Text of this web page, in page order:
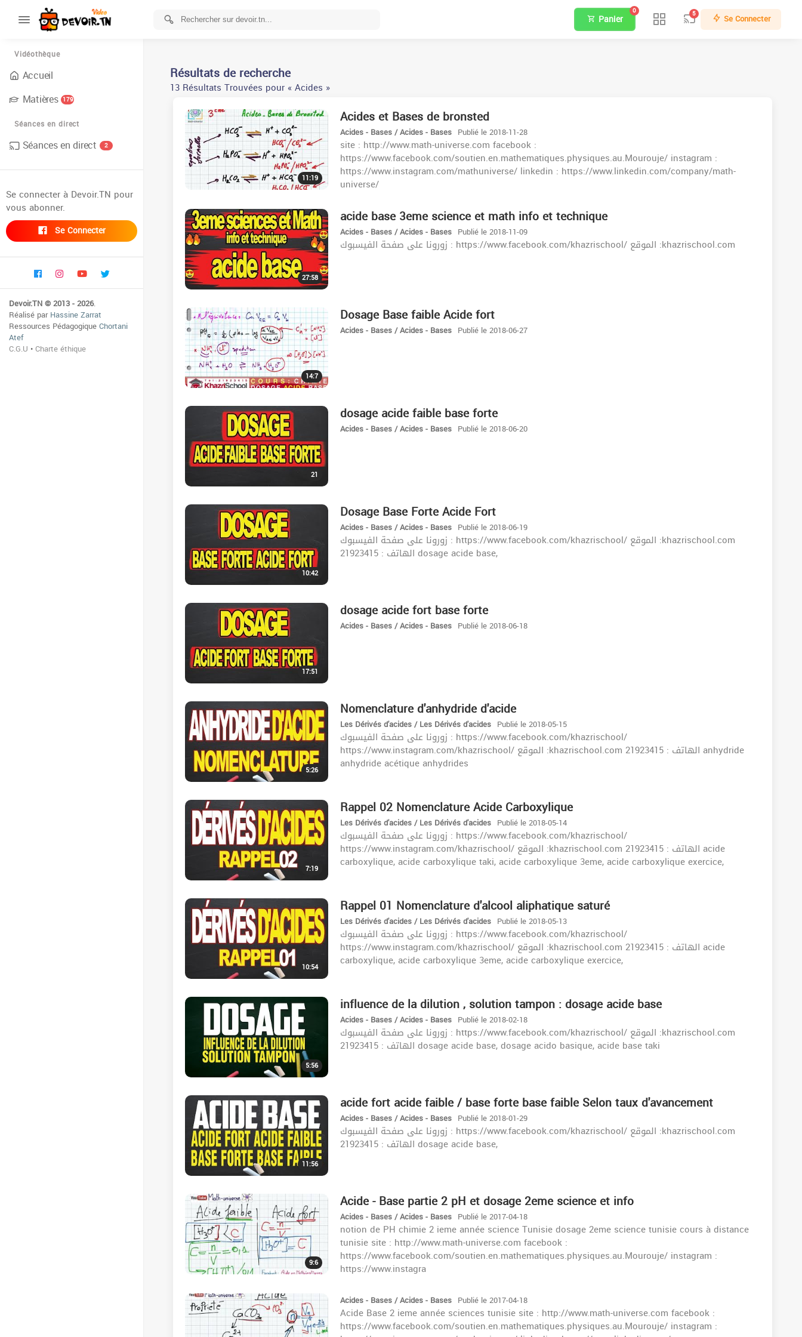
Vidéothèque
Accueil
Matières 179
Séances en direct
Séances en direct 2
Se connecter à Devoir.TN pour
vous abonner.
Se Connecter
Devoir.TN © 2013 - 2026.
Réalisé parHassine Zarrat
Ressources PédagogiqueChortani
Atef
C.G.U •Charte éthique
Panier
0 5 Se Connecter
Résultats de recherche
13 Résultats Trouvées pour « Acides »
11:19
Acides et Bases de bronsted
Acides - Bases / Acides - Bases Publié le 2018-11-28
site : http://www.math-universe.com facebook :
https://www.facebook.com/soutien.en.mathematiques.physiques.au.Mourouje/ instagram :
https://www.instagram.com/mathuniverse/ linkedin : https://www.linkedin.com/company/math-
universe/
27:58
acide base 3eme science et math info et technique
Acides - Bases / Acides - Bases Publié le 2018-11-09
زورونا على صفحة الفيسبوك : https://www.facebook.com/khazrischool/ الموقع :khazrischool.com
14:7
Dosage Base faible Acide fort
Acides - Bases / Acides - Bases Publié le 2018-06-27
21
dosage acide faible base forte
Acides - Bases / Acides - Bases Publié le 2018-06-20
10:42
Dosage Base Forte Acide Fort
Acides - Bases / Acides - Bases Publié le 2018-06-19
زورونا على صفحة الفيسبوك : https://www.facebook.com/khazrischool/ الموقع :khazrischool.com
الهاتف : 21923415 dosage acide base,
17:51
dosage acide fort base forte
Acides - Bases / Acides - Bases Publié le 2018-06-18
5:26
Nomenclature d'anhydride d'acide
Les Dérivés d'acides / Les Dérivés d'acides Publié le 2018-05-15
زورونا على صفحة الفيسبوك : https://www.facebook.com/khazrischool/
https://www.instagram.com/khazrischool/ الموقع :khazrischool.com الهاتف : 21923415 anhydride
anhydride acétique anhydrides
7:19
Rappel 02 Nomenclature Acide Carboxylique
Les Dérivés d'acides / Les Dérivés d'acides Publié le 2018-05-14
زورونا على صفحة الفيسبوك : https://www.facebook.com/khazrischool/
https://www.instagram.com/khazrischool/ الموقع :khazrischool.com الهاتف : 21923415 acide
carboxylique, acide carboxylique taki, acide carboxylique 3eme, acide carboxylique exercice,
10:54
Rappel 01 Nomenclature d'alcool aliphatique saturé
Les Dérivés d'acides / Les Dérivés d'acides Publié le 2018-05-13
زورونا على صفحة الفيسبوك : https://www.facebook.com/khazrischool/
https://www.instagram.com/khazrischool/ الموقع :khazrischool.com الهاتف : 21923415 acide
carboxylique, acide carboxylique 3eme, acide carboxylique exercice,
5:56
influence de la dilution , solution tampon : dosage acide base
Acides - Bases / Acides - Bases Publié le 2018-02-18
زورونا على صفحة الفيسبوك : https://www.facebook.com/khazrischool/ الموقع :khazrischool.com
الهاتف : 21923415 dosage acide base, dosage acido basique, acide base taki
11:56
acide fort acide faible / base forte base faible Selon taux d'avancement
Acides - Bases / Acides - Bases Publié le 2018-01-29
زورونا على صفحة الفيسبوك : https://www.facebook.com/khazrischool/ الموقع :khazrischool.com
الهاتف : 21923415 dosage acide base,
9:6
Acide - Base partie 2 pH et dosage 2eme science et info
Acides - Bases / Acides - Bases Publié le 2017-04-18
notion de PH chimie 2 ieme année science Tunisie dosage 2eme science tunisie cours à distance
tunisie site : http://www.math-universe.com facebook :
https://www.facebook.com/soutien.en.mathematiques.physiques.au.Mourouje/ instagram :
https://www.instagra
Acides - Bases / Acides - Bases Publié le 2017-04-18
Acide Base 2 ieme année sciences tunisie site : http://www.math-universe.com facebook :
https://www.facebook.com/soutien.en.mathematiques.physiques.au.Mourouje/ instagram :